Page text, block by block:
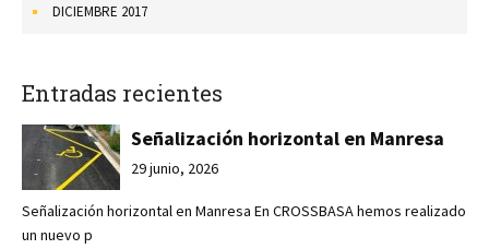
DICIEMBRE 2017
Entradas recientes
Señalización horizontal en Manresa
29 junio, 2026
Señalización horizontal en Manresa En CROSSBASA hemos realizado
un nuevo p